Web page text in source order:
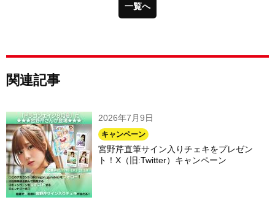
一覧へ
関連記事
2026年7月9日
キャンペーン
宮野芹直筆サイン入りチェキをプレゼン
ト！X（旧:Twitter）キャンペーン